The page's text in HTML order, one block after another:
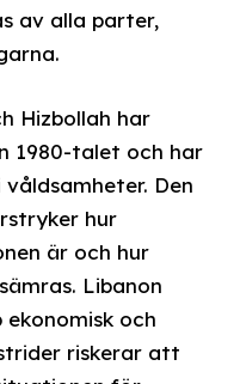
av alla parter,
Hizbollah har
1980-talet och har
Den
hur
är och hur
Libanon
ekonomisk och
riskerar att